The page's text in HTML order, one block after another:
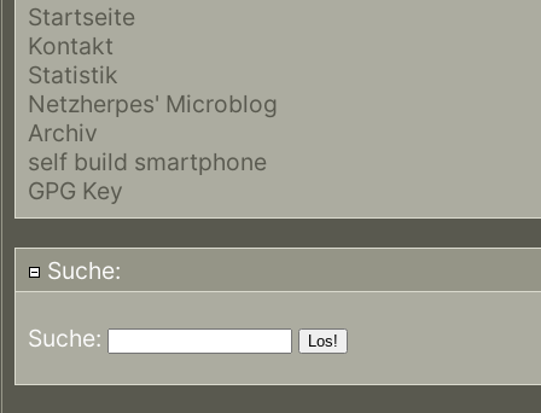
Startseite
Kontakt
Statistik
Netzherpes' Microblog
Archiv
self build smartphone
GPG Key
Suche:
Suche: